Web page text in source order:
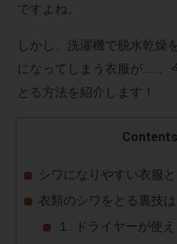
ですよね。
しかし、洗濯機で脱水乾燥
になってしまう衣服が……。
とる方法を紹介します！
Contents
シワになりやすい衣服
衣類のシワをとる裏技は
１: ドライヤーが使え